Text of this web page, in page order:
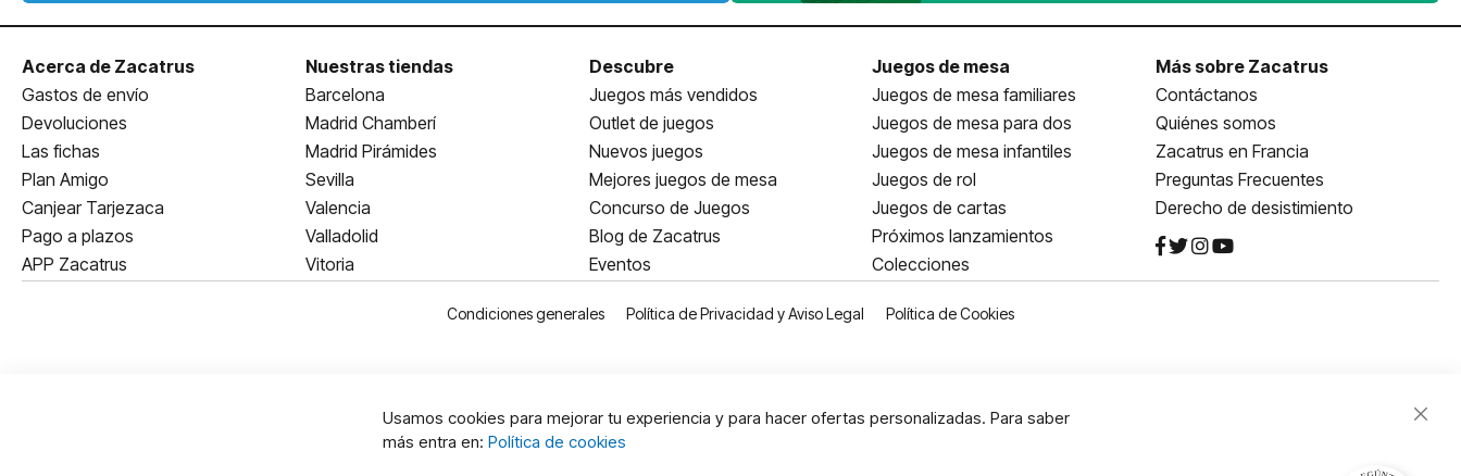
Acerca de Zacatrus
Gastos de envío
Devoluciones
Las fichas
Plan Amigo
Canjear Tarjezaca
Pago a plazos
APP Zacatrus
Nuestras tiendas
Barcelona
Madrid Chamberí
Madrid Pirámides
Sevilla
Valencia
Valladolid
Vitoria
Descubre
Juegos más vendidos
Outlet de juegos
Nuevos juegos
Mejores juegos de mesa
Concurso de Juegos
Blog de Zacatrus
Eventos
Juegos de mesa
Juegos de mesa familiares
Juegos de mesa para dos
Juegos de mesa infantiles
Juegos de rol
Juegos de cartas
Próximos lanzamientos
Colecciones
Más sobre Zacatrus
Contáctanos
Quiénes somos
Zacatrus en Francia
Preguntas Frecuentes
Derecho de desistimiento
Condiciones generales Política de Privacidad y Aviso Legal Política de Cookies
Usamos cookies para mejorar tu experiencia y para hacer ofertas personalizadas. Para saber
más entra en: Política de cookies